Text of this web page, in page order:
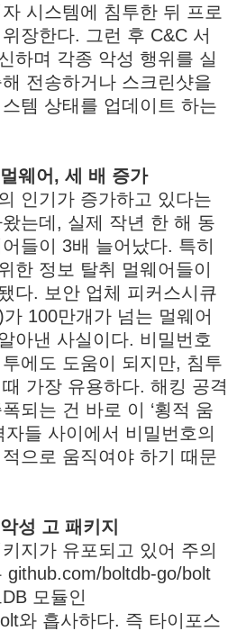
시스템에 침투한 뒤 프로
장한다. 그런 후 C&C 서
하며 각종 악성 행위를 실
전송하거나 스크린샷을
템 상태를 업데이트 하는
웨어, 세 배 증가
인기가 증가하고 있다는
는데, 실제 작년 한 해 동
들이 3배 늘어났다. 특히
한 정보 탈취 멀웨어들이
다. 보안 업체 피커스시큐
100만개가 넘는 멀웨어
아낸 사실이다. 비밀번호
에도 도움이 되지만, 침투
가장 유용하다. 해킹 공격
되는 건 바로 이 ‘횡적 움
자들 사이에서 비밀번호의
으로 움직여야 하기 때문
성 고 패키지
지가 유포되고 있어 주의
github.com/boltdb-go/bolt
모듈인
와 흡사하다. 즉 타이포스